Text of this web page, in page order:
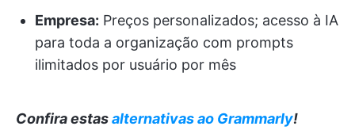
Empresa: Preços personalizados; acesso à IA
para toda a organização com prompts
ilimitados por usuário por mês
Confira estasalternativas ao Grammarly!